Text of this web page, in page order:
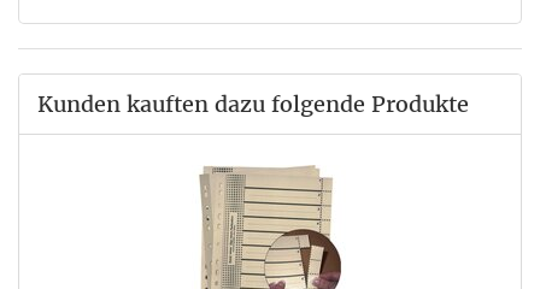
Kunden kauften dazu folgende Produkte